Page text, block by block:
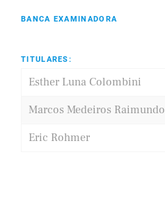
BANCA EXAMINADORA
TITULARES:
Esther Luna Colombini
Marcos Medeiros Raimundo
Eric Rohmer